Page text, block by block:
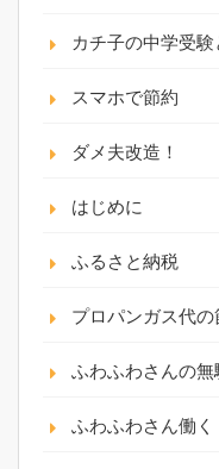
カチ子の中学受
スマホで節約
ダメ夫改造！
はじめに
ふるさと納税
プロパンガス代の
ふわふわさんの無
ふわふわさん働く